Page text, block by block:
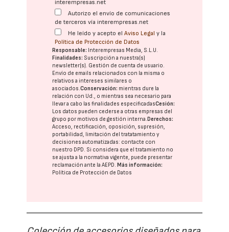
interempresas.net
Autorizo el envío de comunicaciones
de terceros vía interempresas.net
He leído y acepto elAviso Legal y la
Política de Protección de Datos
Responsable: Interempresas Media, S.L.U.
Finalidades: Suscripción a nuestra(s)
newsletter(s). Gestión de cuenta de usuario.
Envío de emails relacionados con la misma o
relativos a intereses similares o
asociados.Conservación: mientras dure la
relación con Ud., o mientras sea necesario para
llevar a cabo las finalidades especificadasCesión:
Los datos pueden cederse a otras empresas del
grupo por motivos de gestión interna.Derechos:
Acceso, rectificación, oposición, supresión,
portabilidad, limitación del tratatamiento y
decisiones automatizadas: contacte con
nuestro DPD . Si considera que el tratamiento no
se ajusta a la normativa vigente, puede presentar
reclamación ante laAEPD .Más información:
Política de Protección de Datos